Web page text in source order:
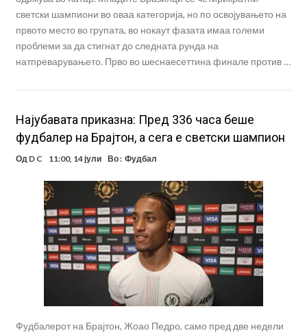
светски шампиони во оваа категорија, но по освојувањето на
првото место во групата, во нокаут фазата имаа големи
проблеми за да стигнат до следната рунда на
натпреварувањето. Прво во шеснаесеттина финале против …
Најубавата приказна: Пред 336 часа беше
фудбалер на Брајтон, а сега е светски шампион
Од D C 11:00, 14 јули Во : Фудбал
Фудбалерот на Брајтон, Жоао Педро, само пред две недели